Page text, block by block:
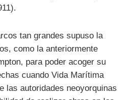
tan grandes supuso la
como la anteriormente
para poder acoger su
cuando Vida Marítima
las autoridades neoyorquinas